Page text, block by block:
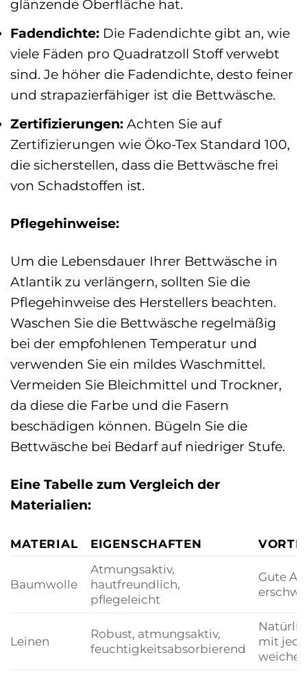
glänzende Oberfläche hat.
Fadendichte: Die Fadendichte gibt an, wie
viele Fäden pro Quadratzoll Stoff verwebt
sind. Je höher die Fadendichte, desto feiner
und strapazierfähiger ist die Bettwäsche.
Zertifizierungen: Achten Sie auf
Zertifizierungen wie Öko-Tex Standard 100,
die sicherstellen, dass die Bettwäsche frei
von Schadstoffen ist.
Pflegehinweise:
Um die Lebensdauer Ihrer Bettwäsche in
Atlantik zu verlängern, sollten Sie die
Pflegehinweise des Herstellers beachten.
Waschen Sie die Bettwäsche regelmäßig
bei der empfohlenen Temperatur und
verwenden Sie ein mildes Waschmittel.
Vermeiden Sie Bleichmittel und Trockner,
da diese die Farbe und die Fasern
beschädigen können. Bügeln Sie die
Bettwäsche bei Bedarf auf niedriger Stufe.
Eine Tabelle zum Vergleich der
Materialien:
MATERIAL EIGENSCHAFTEN
Baumwolle
Atmungsaktiv,
hautfreundlich,
pflegeleicht
Gute
Leinen
Robust, atmungsaktiv,
feuchtigkeitsabsorbierend
mit
weicher